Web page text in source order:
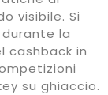
visibile. Si
la
cashback in
su ghiaccio.